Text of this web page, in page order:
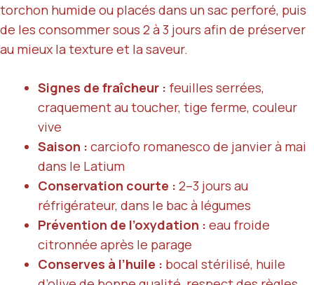
torchon humide ou placés dans un sac perforé, puis
de les consommer sous 2 à 3 jours afin de préserver
au mieux la texture et la saveur.
Signes de fraîcheur : feuilles serrées,
craquement au toucher, tige ferme, couleur
vive
Saison : carciofo romanesco de janvier à mai
dans le Latium
Conservation courte : 2–3 jours au
réfrigérateur, dans le bac à légumes
Prévention de l’oxydation : eau froide
citronnée après le parage
Conserves à l’huile : bocal stérilisé, huile